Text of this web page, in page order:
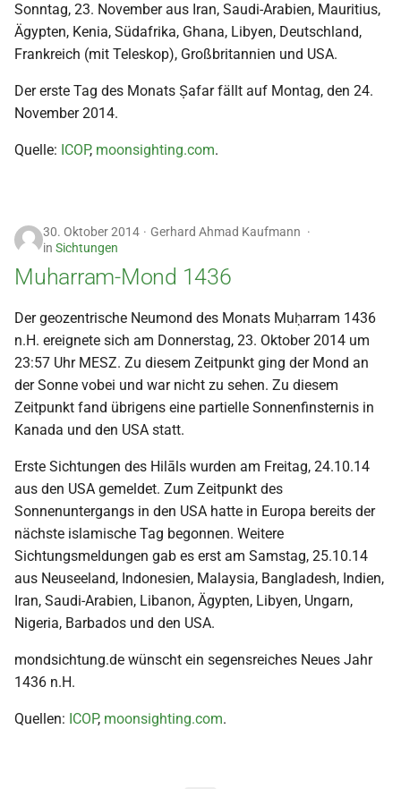
Sonntag, 23. November aus Iran, Saudi-Arabien, Mauritius,
Ägypten, Kenia, Südafrika, Ghana, Libyen, Deutschland,
Frankreich (mit Teleskop), Großbritannien und USA.
Der erste Tag des Monats Ṣafar fällt auf Montag, den 24.
November 2014.
Quelle: ICOP, moonsighting.com.
30. Oktober 2014
Gerhard Ahmad Kaufmann
in Sichtungen
Muharram-Mond 1436
Der geozentrische Neumond des Monats Muḥarram 1436
n.H. ereignete sich am Donnerstag, 23. Oktober 2014 um
23:57 Uhr MESZ. Zu diesem Zeitpunkt ging der Mond an
der Sonne vobei und war nicht zu sehen. Zu diesem
Zeitpunkt fand übrigens eine partielle Sonnenfinsternis in
Kanada und den USA statt.
Erste Sichtungen des Hilāls wurden am Freitag, 24.10.14
aus den USA gemeldet. Zum Zeitpunkt des
Sonnenuntergangs in den USA hatte in Europa bereits der
nächste islamische Tag begonnen. Weitere
Sichtungsmeldungen gab es erst am Samstag, 25.10.14
aus Neuseeland, Indonesien, Malaysia, Bangladesh, Indien,
Iran, Saudi-Arabien, Libanon, Ägypten, Libyen, Ungarn,
Nigeria, Barbados und den USA.
mondsichtung.de wünscht ein segensreiches Neues Jahr
1436 n.H.
Quellen: ICOP, moonsighting.com.